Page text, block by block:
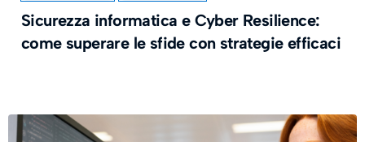
Sicurezza informatica e Cyber Resilience:
come superare le sfide con strategie efficaci